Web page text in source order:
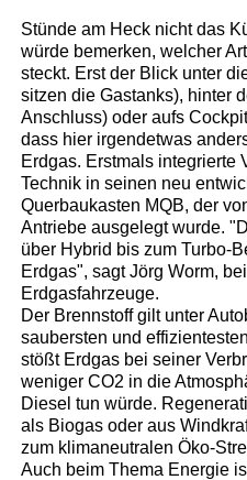
Stünde am Heck nicht das
würde bemerken, welcher
steckt. Erst der Blick unter
sitzen die Gastanks), hinter
Anschluss) oder aufs
dass hier irgendetwas
Erdgas. Erstmals integrierte
Technik in seinen neu
Querbaukasten MQB, der
Antriebe ausgelegt wurde.
über Hybrid bis zum Turbo-
Erdgas", sagt Jörg Worm,
Erdgasfahrzeuge.
Der Brennstoff gilt unter
saubersten und
stößt Erdgas bei seiner
weniger CO2 in die
Diesel tun würde.
als Biogas oder aus
zum klimaneutralen Öko-
Auch beim Thema Energie